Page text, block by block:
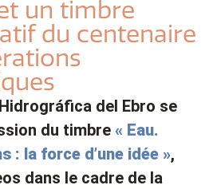
un timbre
du centenaire
del Ebro se
du timbre « Eau.
: la force d’une idée »,
dans le cadre de la